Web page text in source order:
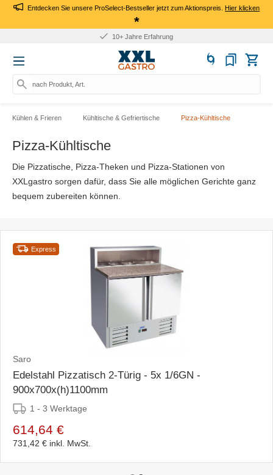
Entdecken Sie unsere ProSelect-Bestseller jetzt zum Aktionspreis.Hier klicken
*
10+ Jahre Erfahrung
nach Produkt, Art.-Nr., Mark
Kühlen & Frieren Kühltische & Gefriertische Pizza-Kühltische
Pizza-Kühltische
Die Pizzatische, Pizza-Theken und Pizza-Stationen von
XXLgastro sorgen dafür, dass Sie alle möglichen Gerichte ganz
bequem zubereiten können.
Express
Saro
Edelstahl Pizzatisch 2-Türig - 5x 1/6GN -
900x700x(h)1100mm
1 - 3 Werktage
614,64 €
731,42 € inkl. MwSt.